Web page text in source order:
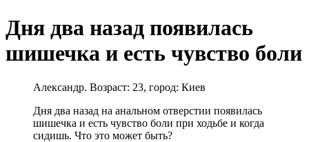
Дня два назад появилась
шишечка и есть чувство боли
Александр. Возраст: 23, город: Киев
Дня два назад на анальном отверстии появилась
шишечка и есть чувство боли при ходьбе и когда
сидишь. Что это может быть?